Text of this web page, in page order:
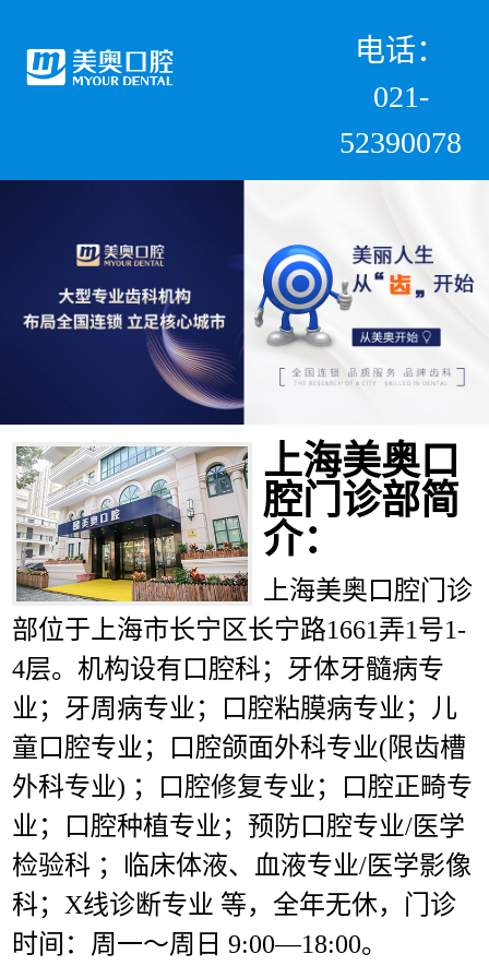
电话：
021-
52390078
上海美奥口
腔门诊部简
介：
上海美奥口腔门诊
部位于上海市长宁区长宁路1661弄1号1-
4层。机构设有口腔科；牙体牙髓病专
业；牙周病专业；口腔粘膜病专业；儿
童口腔专业；口腔颌面外科专业(限齿槽
外科专业) ；口腔修复专业；口腔正畸专
业；口腔种植专业；预防口腔专业/医学
检验科 ；临床体液、血液专业/医学影像
科；X线诊断专业 等，全年无休，门诊
时间：周一～周日 9:00—18:00。